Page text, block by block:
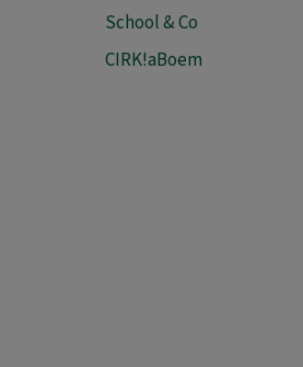
School & Co
CIRK!aBoem